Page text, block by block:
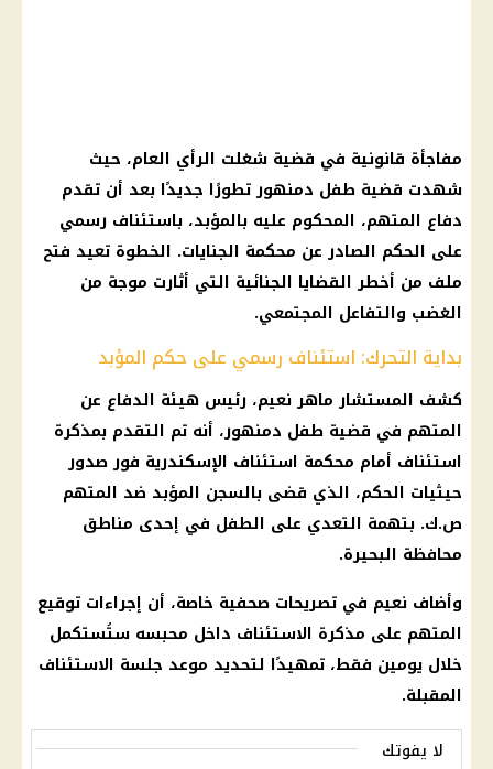
مفاجأة قانونية في قضية شغلت الرأي العام، حيث
شهدت قضية طفل دمنهور تطورًا جديدًا بعد أن تقدم
دفاع المتهم، المحكوم عليه بالمؤبد، باستئناف رسمي
على الحكم الصادر عن محكمة الجنايات. الخطوة تعيد فتح
ملف من أخطر القضايا الجنائية التي أثارت موجة من
الغضب والتفاعل المجتمعي.
بداية التحرك: استئناف رسمي على حكم المؤبد
كشف المستشار ماهر نعيم، رئيس هيئة الدفاع عن
المتهم في قضية طفل دمنهور، أنه تم التقدم بمذكرة
استئناف أمام محكمة استئناف الإسكندرية فور صدور
حيثيات الحكم، الذي قضى بالسجن المؤبد ضد المتهم
ص.ك. بتهمة التعدي على الطفل في إحدى مناطق
محافظة البحيرة.
وأضاف نعيم في تصريحات صحفية خاصة، أن إجراءات توقيع
المتهم على مذكرة الاستئناف داخل محبسه ستُستكمل
خلال يومين فقط، تمهيدًا لتحديد موعد جلسة الاستئناف
المقبلة.
لا يفوتك